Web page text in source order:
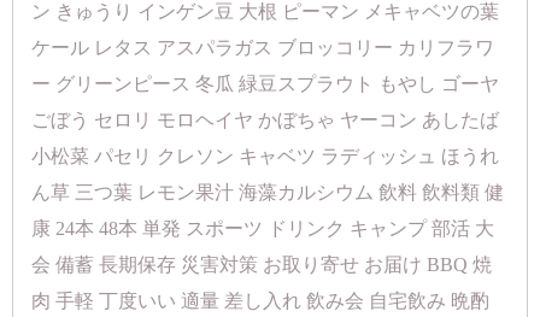
ン きゅうり インゲン豆 大根 ピーマン メキャベツの葉
ケール レタス アスパラガス ブロッコリー カリフラワ
ー グリーンピース 冬瓜 緑豆スプラウト もやし ゴーヤ
ごぼう セロリ モロヘイヤ かぼちゃ ヤーコン あしたば
小松菜 パセリ クレソン キャベツ ラディッシュ ほうれ
ん草 三つ葉 レモン果汁 海藻カルシウム 飲料 飲料類 健
康 24本 48本 単発 スポーツ ドリンク キャンプ 部活 大
会 備蓄 長期保存 災害対策 お取り寄せ お届け BBQ 焼
肉 手軽 丁度いい 適量 差し入れ 飲み会 自宅飲み 晩酌